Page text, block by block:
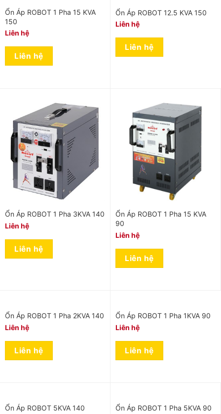
Ổn Áp ROBOT 1 Pha 15 KVA
150
Liên hệ
Liên hệ
Ổn Áp ROBOT 12.5 KVA 150
Liên hệ
Liên hệ
Ổn Áp ROBOT 1 Pha 3KVA 140
Liên hệ
Liên hệ
Ổn Áp ROBOT 1 Pha 15 KVA
90
Liên hệ
Liên hệ
Ổn Áp ROBOT 1 Pha 2KVA 140
Liên hệ
Liên hệ
Ổn Áp ROBOT 1 Pha 1KVA 90
Liên hệ
Liên hệ
Ổn Áp ROBOT 5KVA 140
Ổn Áp ROBOT 1 Pha 5KVA 90